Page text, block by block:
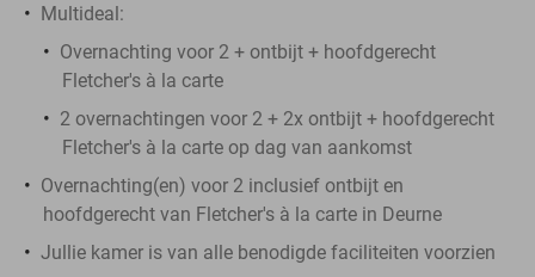
Multideal:
Overnachting voor 2 + ontbijt + hoofdgerecht
Fletcher's à la carte
2 overnachtingen voor 2 + 2x ontbijt + hoofdgerecht
Fletcher's à la carte op dag van aankomst
Overnachting(en) voor 2 inclusief ontbijt en
hoofdgerecht van Fletcher's à la carte in Deurne
Jullie kamer is van alle benodigde faciliteiten voorzien